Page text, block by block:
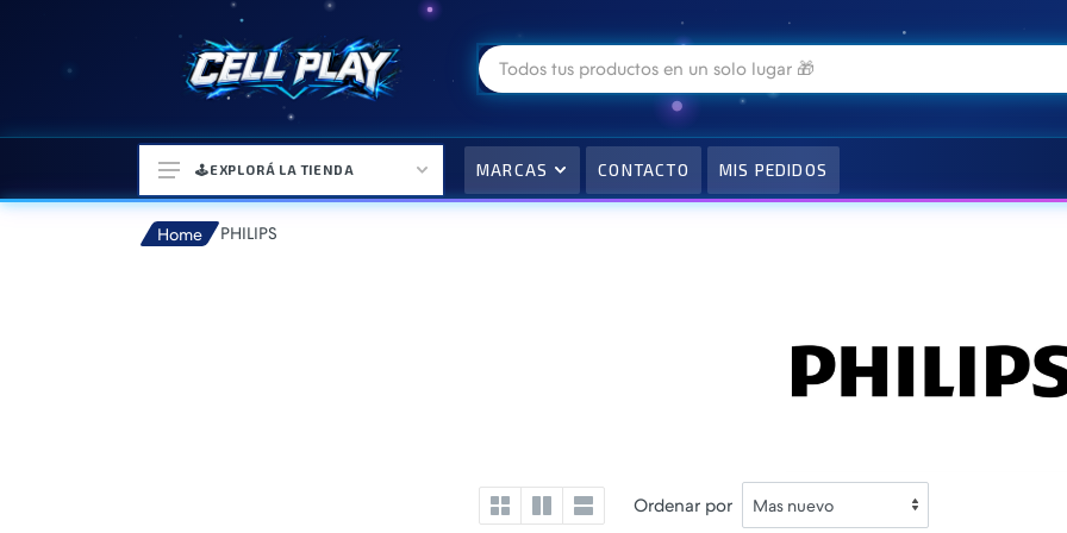
🕹️EXPLORÁ LA TIENDA MARCAS CONTACTO MIS PEDIDOS
Home PHILIPS
Ordenar por